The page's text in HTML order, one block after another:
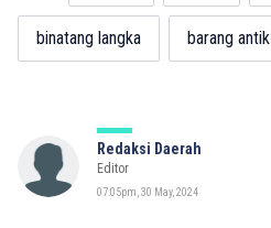
binatang langka barang antik
Redaksi Daerah
Editor
07:05pm, 30 May, 2024